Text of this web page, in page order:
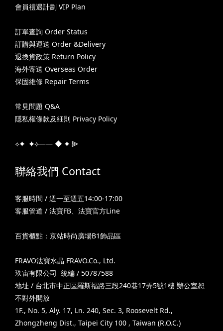
會員禮遇計劃 VIP Plan
訂單查詢 Order Status
訂購與運送 Order &Delivery
退換貨政策 Return Policy
海外寄送 Overseas Order
保固維修 Repair Terms
常見問題 Q&A
隱私權條款及細則 Privacy Policy
⟡✦ ✦⟡—— ◆ ✦ ⫸
聯絡我們 Contact
客服時間 / 週一至週五14:00-17:00
客服管道 / 法寶FB、 法寶官方Line
百貨櫃點：京站時尚廣場B1飾品區
FRAVO法寶水晶 FRAVO.Co., Ltd.
玖宙有限公司 統編 / 50787588
地址 / 台北市中正區羅斯福路三段240巷17弄5號1樓 辦公室恕
不對外開放
1F., No. 5, Aly. 17, Ln. 240, Sec. 3, Roosevelt Rd.,
Zhongzheng Dist., Taipei City 100 , Taiwan (R.O.C.)